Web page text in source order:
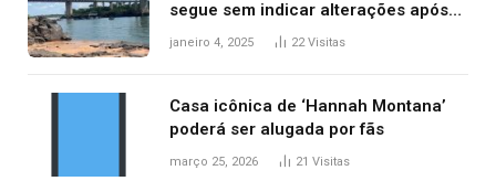
segue sem indicar alterações após
desabamento da ponte entre MA e
janeiro 4, 2025 22Visitas
Casa icônica de ‘Hannah Montana’
poderá ser alugada por fãs
março 25, 2026 21 Visitas